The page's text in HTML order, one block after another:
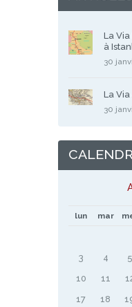
La
à
30
La
30
lun mar
3
4 5
10
11
17
18